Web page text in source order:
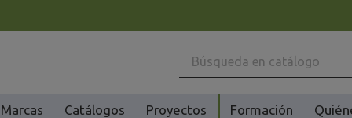
Marcas Catálogos Proyectos Formación